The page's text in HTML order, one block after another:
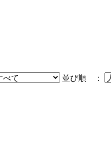
並び順 ：